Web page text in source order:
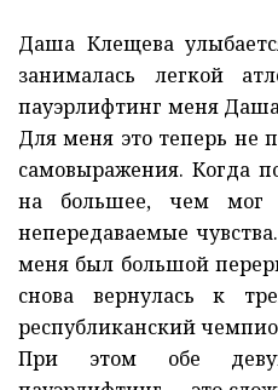
Даша Клещева
занималась легкой
пауэрлифтинг меня Даша
Для меня это теперь не
самовыражения. Когда
на большее, чем мог
непередаваемые
меня был большой
снова вернулась к
республиканский
При этом обе